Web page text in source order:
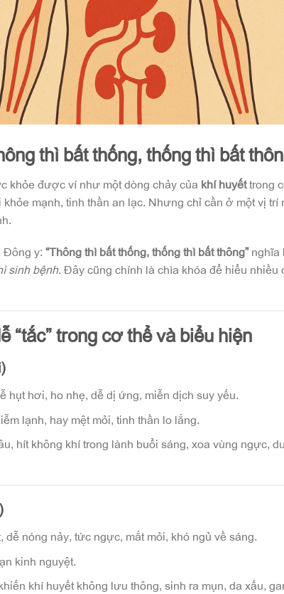
thì bất thống, thống thì bất
khỏe được ví như một dòng chảy của khí huyếttrong
mạnh, tinh thần an lạc. Nhưng chỉ cần ở một vị trí
Đông y: “Thông thì bất thống, thống thì bất thông”nghĩa
sinh bệnh. Đây cũng chính là chìa khóa để hiểu
“tắc” trong cơ thể và biểu hiện
hụt hơi, ho nhẹ, dễ dị ứng, miễn dịch suy yếu.
lạnh, hay mệt mỏi, tinh thần lo lắng.
hít không khí trong lành buổi sáng, xoa vùng ngực,
dễ nóng nảy, tức ngực, mắt mỏi, khó ngủ về sáng.
kinh nguyệt.
khí huyết không lưu thông, sinh ra mụn, da xấu,